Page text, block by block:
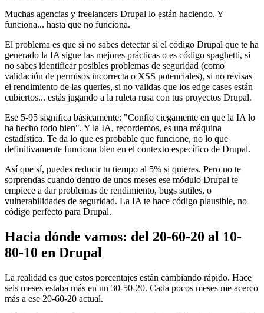
Muchas agencias y freelancers Drupal lo están haciendo. Y
funciona... hasta que no funciona.
El problema es que si no sabes detectar si el código Drupal que te ha
generado la IA sigue las mejores prácticas o es código spaghetti, si
no sabes identificar posibles problemas de seguridad (como
validación de permisos incorrecta o XSS potenciales), si no revisas
el rendimiento de las queries, si no validas que los edge cases están
cubiertos... estás jugando a la ruleta rusa con tus proyectos Drupal.
Ese 5-95 significa básicamente: "Confío ciegamente en que la IA lo
ha hecho todo bien". Y la IA, recordemos, es una máquina
estadística. Te da lo que es probable que funcione, no lo que
definitivamente funciona bien en el contexto específico de Drupal.
Así que sí, puedes reducir tu tiempo al 5% si quieres. Pero no te
sorprendas cuando dentro de unos meses ese módulo Drupal te
empiece a dar problemas de rendimiento, bugs sutiles, o
vulnerabilidades de seguridad. La IA te hace código plausible, no
código perfecto para Drupal.
Hacia dónde vamos: del 20-60-20 al 10-
80-10 en Drupal
La realidad es que estos porcentajes están cambiando rápido. Hace
seis meses estaba más en un 30-50-20. Cada pocos meses me acerco
más a ese 20-60-20 actual.